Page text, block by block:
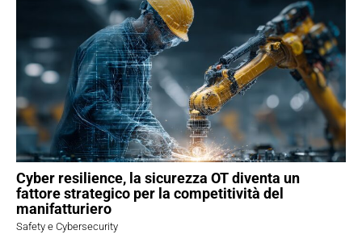
Cyber resilience, la sicurezza OT diventa un
fattore strategico per la competitività del
manifatturiero
Safety e Cybersecurity